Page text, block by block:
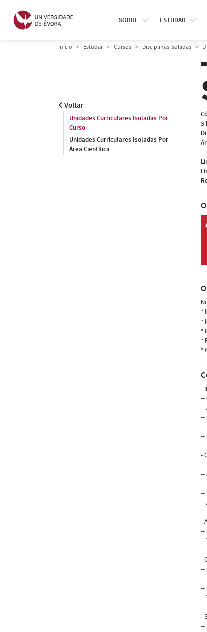
SOBRE ESTUDAR
Início Estudar Cursos Disciplinas Isoladas
Voltar
Unidades Curriculares Isoladas Por
Curso
Unidades Curriculares Isoladas Por
Área Científica
3
*
*
*
*
*
-
--
--
--
--
--
-
--
--
--
--
--
-
--
--
-
--
--
--
--
-
--